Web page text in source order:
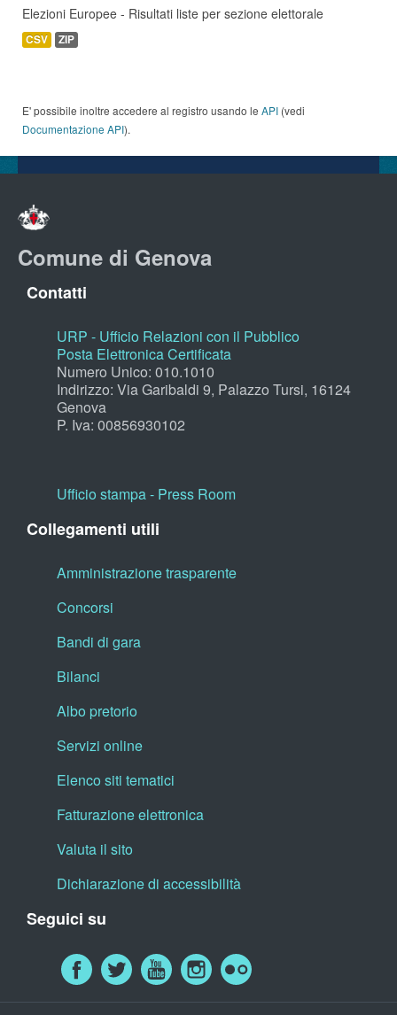
Elezioni Europee - Risultati liste per sezione elettorale
CSV ZIP
E' possibile inoltre accedere al registro usando le API (vedi
Documentazione API).
Comune di Genova
Contatti
URP - Ufficio Relazioni con il Pubblico
Posta Elettronica Certificata
Numero Unico: 010.1010
Indirizzo: Via Garibaldi 9, Palazzo Tursi, 16124
Genova
P. Iva: 00856930102
Ufficio stampa - Press Room
Collegamenti utili
Amministrazione trasparente
Concorsi
Bandi di gara
Bilanci
Albo pretorio
Servizi online
Elenco siti tematici
Fatturazione elettronica
Valuta il sito
Dichiarazione di accessibilità
Seguici su